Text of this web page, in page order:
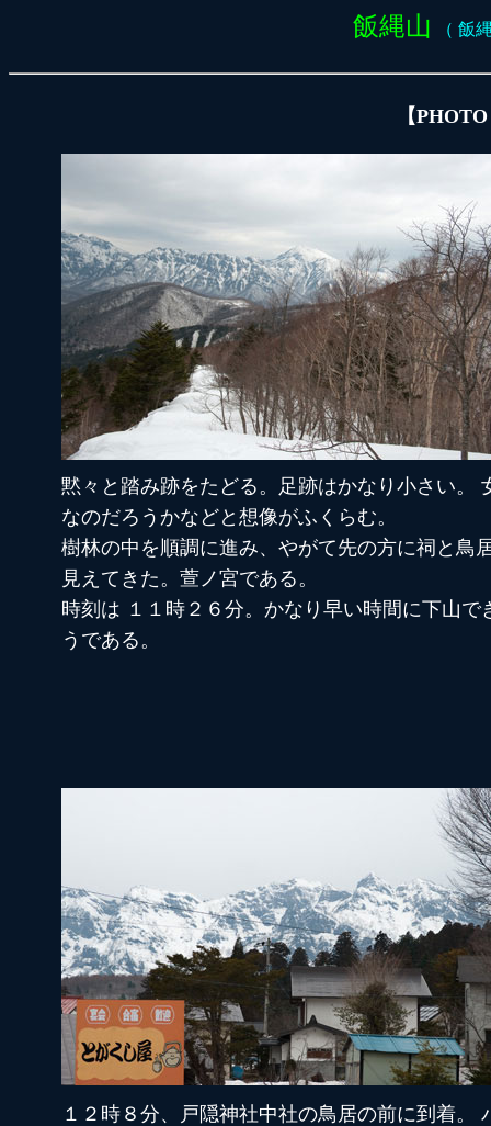
飯縄山 （ 飯
【
黙々と踏み跡をたどる。足跡はかなり小さい。
なのだろうかなどと想像がふくらむ。
樹林の中を順調に進み、やがて先の方に祠と鳥
見えてきた。萱ノ宮である。
時刻は １１時２６分。かなり早い時間に下山で
うである。
１２時８分、戸隠神社中社の鳥居の前に到着。